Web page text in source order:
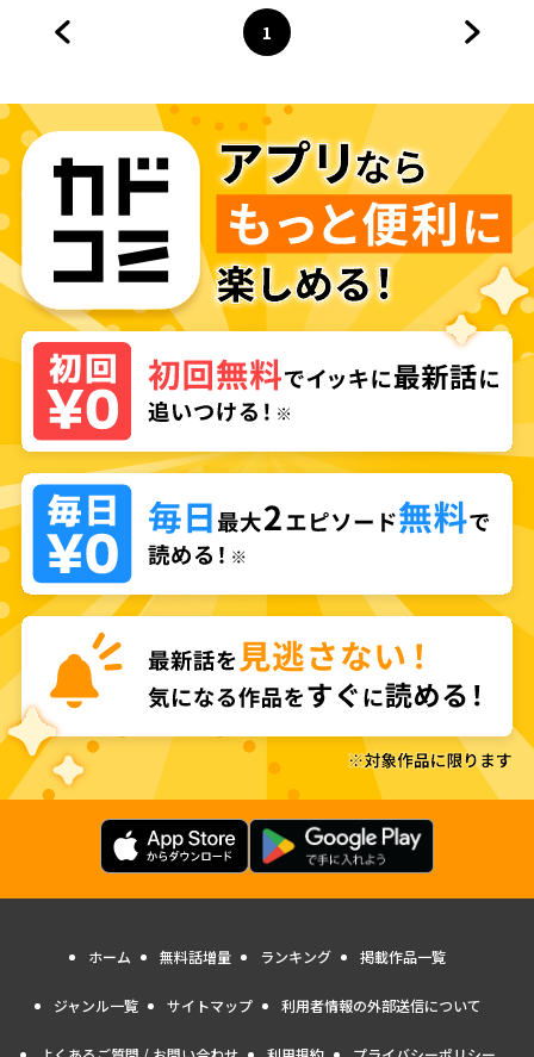
ページ
1
へ
ホーム 無料話増量 ランキング 掲載作品一覧
ジャンル一覧 サイトマップ 利用者情報の外部送信について